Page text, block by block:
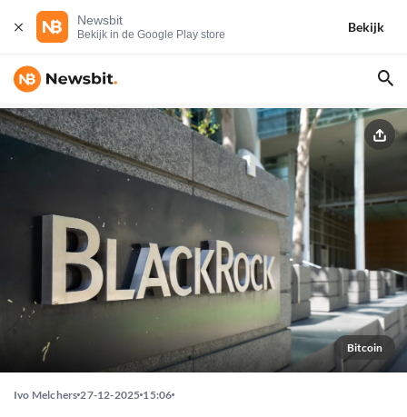
Newsbit
Bekijk in de Google Play store
Bekijk
Bitcoin
Ivo Melchers 27-12-2025 15:06